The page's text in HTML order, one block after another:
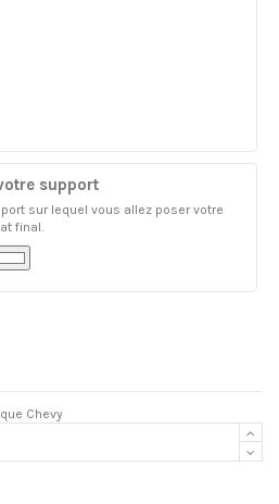
support
sur lequel vous allez poser votre
final.
Chevy